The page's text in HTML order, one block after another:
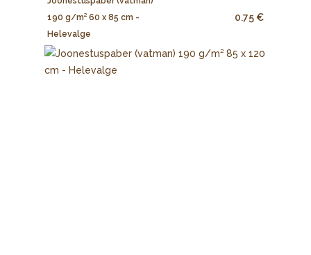
190 g/m² 60 x 85 cm -
Helevalge
0.75 €